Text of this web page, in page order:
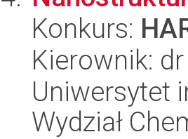
Konkurs:
Kierownik:
Uniwersytet
Wydział